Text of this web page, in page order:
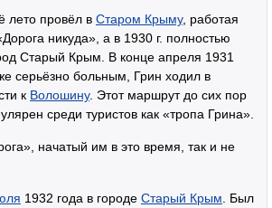
лето провёл в Старом Крыму, работая
никуда», а в 1930 г. полностью
Старый Крым. В конце апреля 1931
серьёзно больным, Грин ходил в
к Волошину. Этот маршрут до сих пор
среди туристов как «тропа Грина».
начатый им в это время, так и не
1932 года в городе Старый Крым . Был